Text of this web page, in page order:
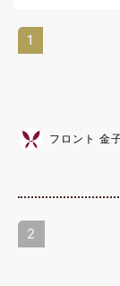
1
フロント 金
2